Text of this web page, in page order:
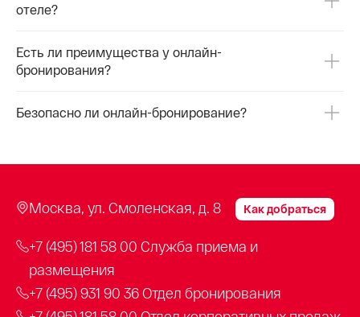
отеле?
Есть ли преимущества у онлайн-
бронирования?
Безопасно ли онлайн-бронирование?
Москва, ул. Смоленская, д. 8 Как добраться
+7 (495) 181 58 00 Служба приема и
размещения
+7 (495) 931 90 36Отдел бронирования